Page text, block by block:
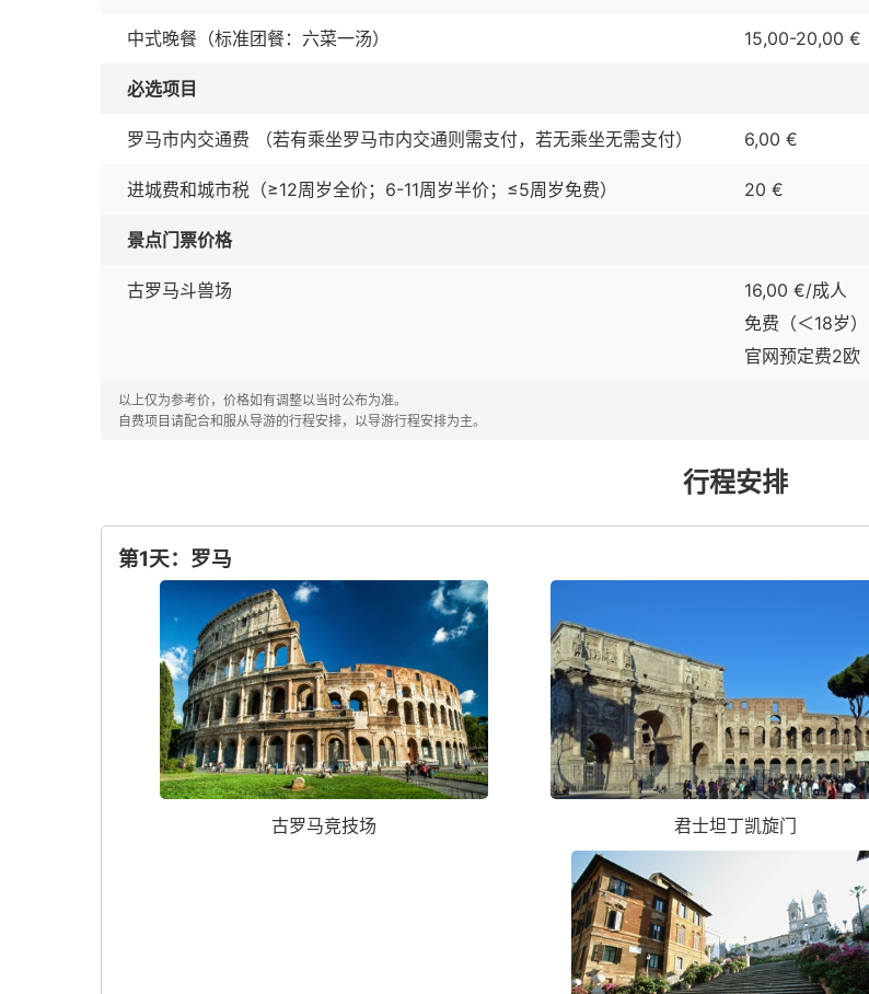
中式晚餐（标准团餐：六菜一汤） 15,00-20,00 €
必选项目
罗马市内交通费 （若有乘坐罗马市内交通则需支付，若无乘坐无需支付） 6,00 €
进城费和城市税（≥12周岁全价；6-11周岁半价；≤5周岁免费） 20 €
景点门票价格
古罗马斗兽场
16,00 €/成人
免费（＜18岁）
官网预定费2欧
以上仅为参考价，价格如有调整以当时公布为准。
自费项目请配合和服从导游的行程安排，以导游行程安排为主。
行程安排
第1天：罗马
古罗马竞技场 君士坦丁凯旋门